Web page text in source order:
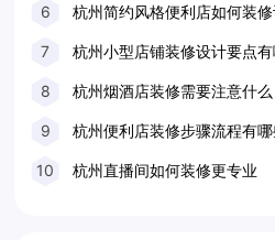
6 杭州简约风格便利店如何装
7 杭州小型店铺装修设计要点
8 杭州烟酒店装修需要注意什么
9 杭州便利店装修步骤流程有
10 杭州直播间如何装修更专业